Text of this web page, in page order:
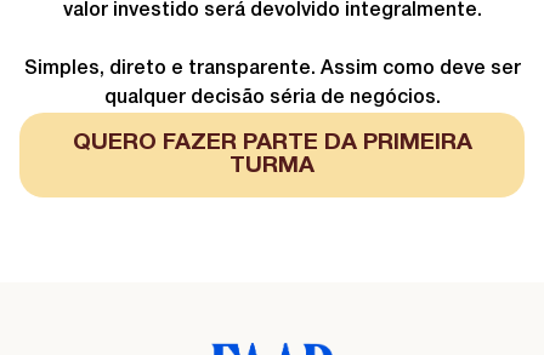
valor investido será devolvido integralmente.
Simples, direto e transparente. Assim como deve ser
qualquer decisão séria de negócios.
QUERO FAZER PARTE DA PRIMEIRA
TURMA